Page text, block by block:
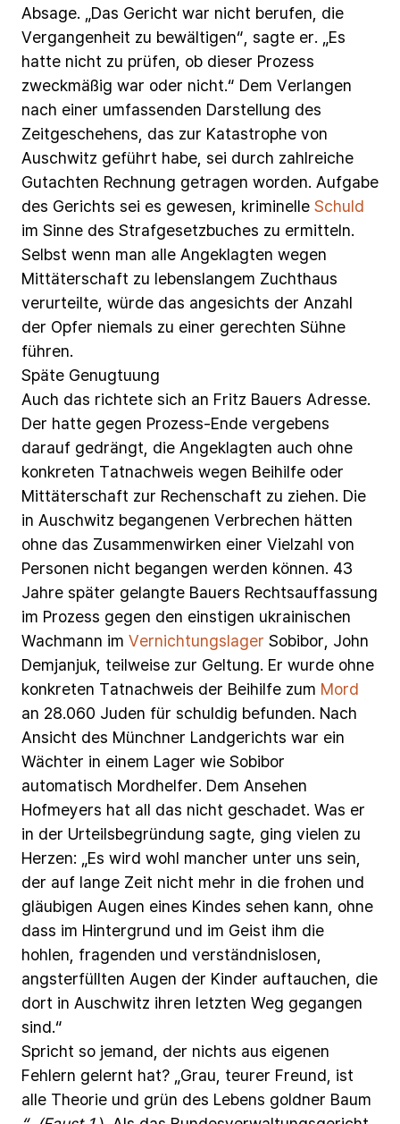
Absage. „Das Gericht war nicht berufen, die
Vergangenheit zu bewältigen“, sagte er. „Es
hatte nicht zu prüfen, ob dieser Prozess
zweckmäßig war oder nicht.“ Dem Verlangen
nach einer umfassenden Darstellung des
Zeitgeschehens, das zur Katastrophe von
Auschwitz geführt habe, sei durch zahlreiche
Gutachten Rechnung getragen worden. Aufgabe
des Gerichts sei es gewesen, kriminelle Schuld
im Sinne des Strafgesetzbuches zu ermitteln.
Selbst wenn man alle Angeklagten wegen
Mittäterschaft zu lebenslangem Zuchthaus
verurteilte, würde das angesichts der Anzahl
der Opfer niemals zu einer gerechten Sühne
führen.
Späte Genugtuung
Auch das richtete sich an Fritz Bauers Adresse.
Der hatte gegen Prozess-Ende vergebens
darauf gedrängt, die Angeklagten auch ohne
konkreten Tatnachweis wegen Beihilfe oder
Mittäterschaft zur Rechenschaft zu ziehen. Die
in Auschwitz begangenen Verbrechen hätten
ohne das Zusammenwirken einer Vielzahl von
Personen nicht begangen werden können. 43
Jahre später gelangte Bauers Rechtsauffassung
im Prozess gegen den einstigen ukrainischen
Wachmann im Vernichtungslager Sobibor, John
Demjanjuk, teilweise zur Geltung. Er wurde ohne
konkreten Tatnachweis der Beihilfe zum Mord
an 28.060 Juden für schuldig befunden. Nach
Ansicht des Münchner Landgerichts war ein
Wächter in einem Lager wie Sobibor
automatisch Mordhelfer. Dem Ansehen
Hofmeyers hat all das nicht geschadet. Was er
in der Urteilsbegründung sagte, ging vielen zu
Herzen: „Es wird wohl mancher unter uns sein,
der auf lange Zeit nicht mehr in die frohen und
gläubigen Augen eines Kindes sehen kann, ohne
dass im Hintergrund und im Geist ihm die
hohlen, fragenden und verständnislosen,
angsterfüllten Augen der Kinder auftauchen, die
dort in Auschwitz ihren letzten Weg gegangen
sind.“
Spricht so jemand, der nichts aus eigenen
Fehlern gelernt hat? „Grau, teurer Freund, ist
alle Theorie und grün des Lebens goldner Baum